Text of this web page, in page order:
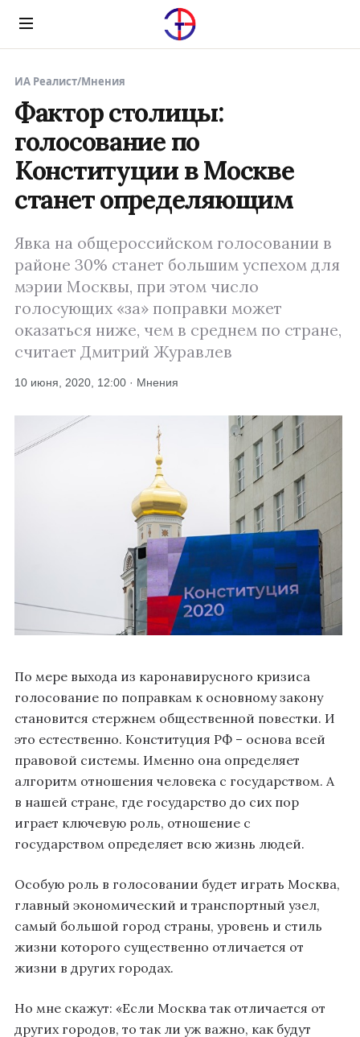
Menu
ИА Реалист/Мнения
Фактор столицы:
голосование по
Конституции в Москве
станет определяющим
Явка на общероссийском голосовании в
районе 30% станет большим успехом для
мэрии Москвы, при этом число
голосующих «за» поправки может
оказаться ниже, чем в среднем по стране,
считает Дмитрий Журавлев
10 июня, 2020, 12:00 · Мнения
По мере выхода из каронавирусного кризиса
голосование по поправкам к основному закону
становится стержнем общественной повестки. И
это естественно. Конституция РФ – основа всей
правовой системы. Именно она определяет
алгоритм отношения человека с государством. А
в нашей стране, где государство до сих пор
играет ключевую роль, отношение с
государством определяет всю жизнь людей.
Особую роль в голосовании будет играть Москва,
главный экономический и транспортный узел,
самый большой город страны, уровень и стиль
жизни которого существенно отличается от
жизни в других городах.
Но мне скажут: «Если Москва так отличается от
других городов, то так ли уж важно, как будут